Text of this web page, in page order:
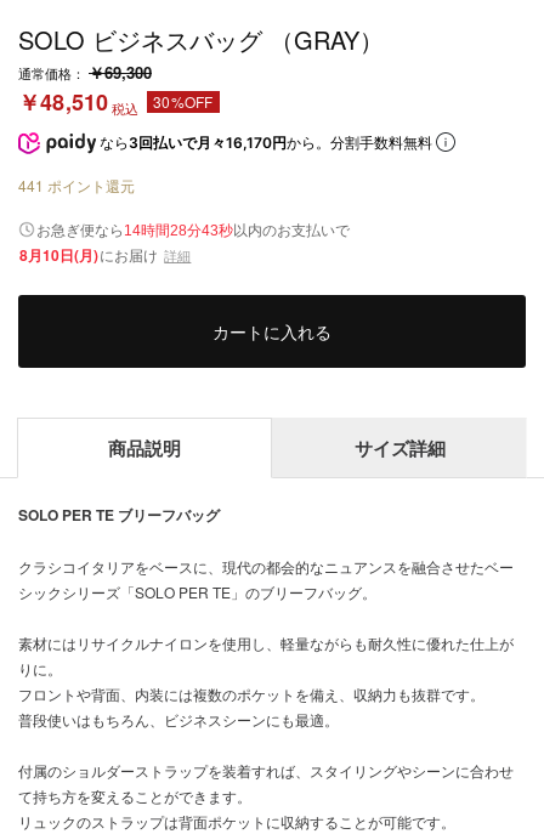
SOLO ビジネスバッグ （GRAY）
通常価格： ￥69,300
￥48,510税込 30%OFF
なら 3回払いで月々16,170円から。分割手数料無料
441 ポイント還元
お急ぎ便なら 14時間28分42秒以内のお支払いで
8月10日(月)にお届け 詳細
カートに入れる
商品説明 サイズ詳細
SOLO PER TE ブリーフバッグ
クラシコイタリアをベースに、現代の都会的なニュアンスを融合させたベー
シックシリーズ「SOLO PER TE」のブリーフバッグ。
素材にはリサイクルナイロンを使用し、軽量ながらも耐久性に優れた仕上が
りに。
フロントや背面、内装には複数のポケットを備え、収納力も抜群です。
普段使いはもちろん、ビジネスシーンにも最適。
付属のショルダーストラップを装着すれば、スタイリングやシーンに合わせ
て持ち方を変えることができます。
リュックのストラップは背面ポケットに収納することが可能です。